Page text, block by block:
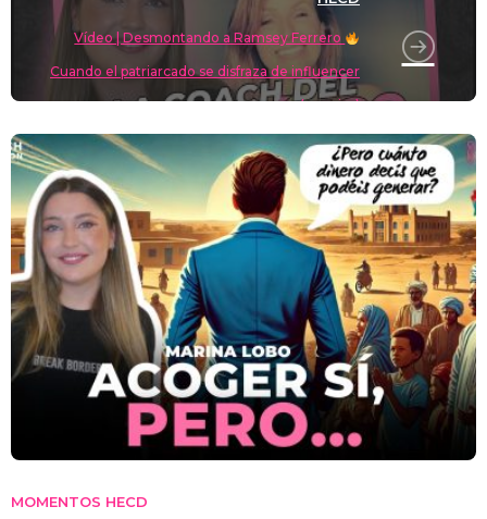
Vídeo | Desmontando a Ramsey Ferrero
Cuando el patriarcado se disfraza de influencer
(y mujer)
MOMENTOS HECD